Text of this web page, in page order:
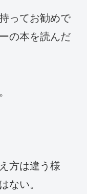
ってお勧めで
の本を読んだ
方は違う様
ない。